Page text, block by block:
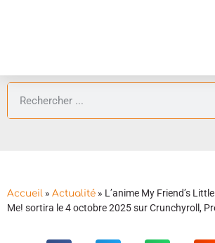
Accueil » Actualité » L’anime My Friend’s
Me! sortira le 4 octobre 2025 sur Crunchyroll,